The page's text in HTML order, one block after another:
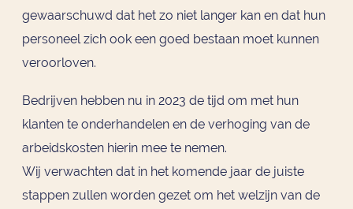
gewaarschuwd dat het zo niet langer kan en dat hun
personeel zich ook een goed bestaan moet kunnen
veroorloven.
Bedrijven hebben nu in 2023 de tijd om met hun
klanten te onderhandelen en de verhoging van de
arbeidskosten hierin mee te nemen.
Wij verwachten dat in het komende jaar de juiste
stappen zullen worden gezet om het welzijn van de